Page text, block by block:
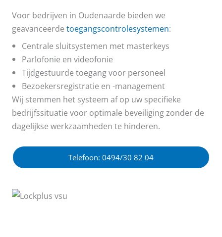
Voor bedrijven in Oudenaarde bieden we
geavanceerde toegangscontrolesystemen:
Centrale sluitsystemen met masterkeys
Parlofonie en videofonie
Tijdgestuurde toegang voor personeel
Bezoekersregistratie en -management
Wij stemmen het systeem af op uw specifieke
bedrijfssituatie voor optimale beveiliging zonder de
dagelijkse werkzaamheden te hinderen.
Telefoon: 0494/30 82 04